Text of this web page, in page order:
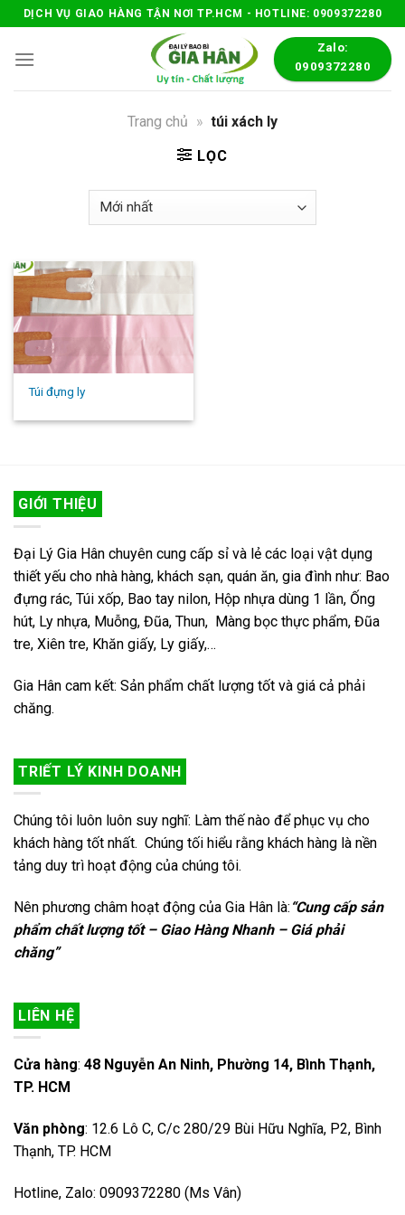
Skip
to
content
DỊCH VỤ GIAO HÀNG TẬN NƠI TP.HCM - HOTLINE: 0909372280
Zalo:
0909372280
Trang chủ » túi xách ly
LỌC
Túi đựng ly
GIỚI THIỆU
Đại Lý Gia Hân chuyên cung cấp sỉ và lẻ các loại vật dụng
thiết yếu cho nhà hàng, khách sạn, quán ăn, gia đình như: Bao
đựng rác, Túi xốp, Bao tay nilon, Hộp nhựa dùng 1 lần, Ống
hút, Ly nhựa, Muỗng, Đũa, Thun, Màng bọc thực phẩm, Đũa
tre, Xiên tre, Khăn giấy, Ly giấy,…
Gia Hân cam kết: Sản phẩm chất lượng tốt và giá cả phải
chăng.
TRIẾT LÝ KINH DOANH
Chúng tôi luôn luôn suy nghĩ: Làm thế nào để phục vụ cho
khách hàng tốt nhất. Chúng tối hiểu rằng khách hàng là nền
tảng duy trì hoạt động của chúng tôi.
Nên phương châm hoạt động của Gia Hân là: “Cung cấp sản
phẩm chất lượng tốt – Giao Hàng Nhanh – Giá phải
chăng”
LIÊN HỆ
Cửa hàng: 48 Nguyễn An Ninh, Phường 14, Bình Thạnh,
TP. HCM
Văn phòng: 12.6 Lô C, C/c 280/29 Bùi Hữu Nghĩa, P2, Bình
Thạnh, TP. HCM
Hotline, Zalo: 0909372280 (Ms Vân)